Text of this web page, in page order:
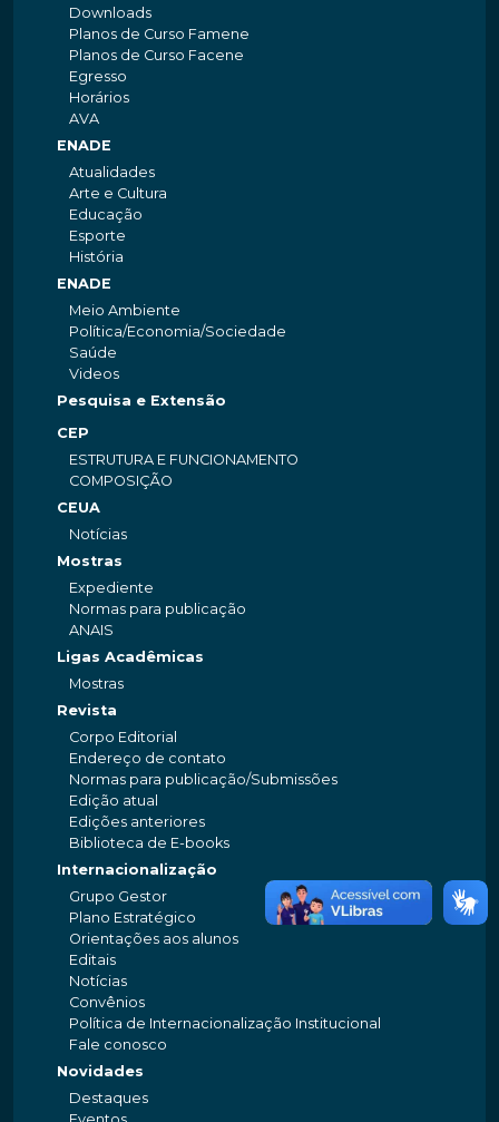
Downloads
Planos de Curso Famene
Planos de Curso Facene
Egresso
Horários
AVA
ENADE
Atualidades
Arte e Cultura
Educação
Esporte
História
ENADE
Meio Ambiente
Política/Economia/Sociedade
Saúde
Videos
Pesquisa e Extensão
CEP
ESTRUTURA E FUNCIONAMENTO
COMPOSIÇÃO
CEUA
Notícias
Mostras
Expediente
Normas para publicação
ANAIS
Ligas Acadêmicas
Mostras
Revista
Corpo Editorial
Endereço de contato
Normas para publicação/Submissões
Edição atual
Edições anteriores
Biblioteca de E-books
Internacionalização
Grupo Gestor
Plano Estratégico
Orientações aos alunos
Editais
Notícias
Convênios
Política de Internacionalização Institucional
Fale conosco
Novidades
Destaques